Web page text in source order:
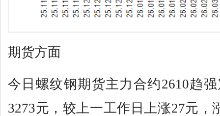
期货方面
今日螺纹钢期货主力合约2610趋
3273元，较上一工作日上涨27元，